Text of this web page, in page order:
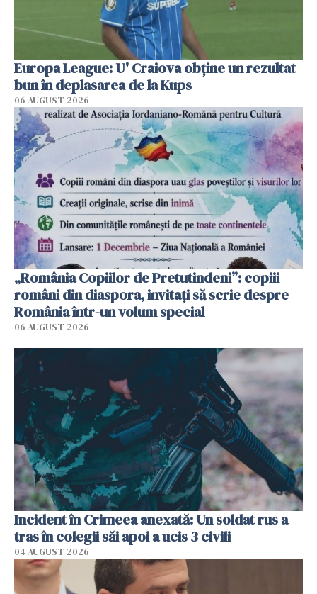
Europa League: U' Craiova obține un rezultat
bun în deplasarea de la Kups
06 AUGUST 2026
„România Copiilor de Pretutindeni”: copiii
români din diaspora, invitați să scrie despre
România într-un volum special
06 AUGUST 2026
Incident în Crimeea anexată: Un soldat rus a
tras în colegii săi apoi a ucis 3 civili
04 AUGUST 2026